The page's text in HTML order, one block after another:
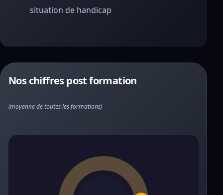
situation de handicap
Nos chiffres post formation
(moyenne de toutes les formations)